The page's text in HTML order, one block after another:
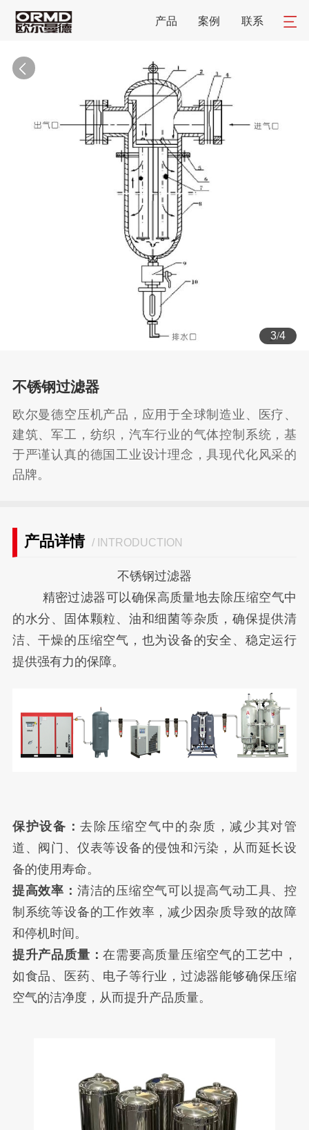
产品 案例 联系
3/4
不锈钢过滤器
欧尔曼德空压机产品，应用于全球制造业、医疗、
建筑、军工，纺织，汽车行业的气体控制系统，基
于严谨认真的德国工业设计理念，具现代化风采的
品牌。
产品详情 / INTRODUCTION
不锈钢过滤器
精密过滤器可以确保高质量地去除压缩空气中
的水分、固体颗粒、油和细菌等杂质，确保提供清
洁、干燥的压缩空气，也为设备的安全、稳定运行
提供强有力的保障。
保护设备：去除压缩空气中的杂质，减少其对管
道、阀门、仪表等设备的侵蚀和污染，从而延长设
备的使用寿命。
提高效率： 清洁的压缩空气可以提高气动工具、控
制系统等设备的工作效率，减少因杂质导致的故障
和停机时间。
提升产品质量：在需要高质量压缩空气的工艺中，
如食品、医药、电子等行业，过滤器能够确保压缩
空气的洁净度，从而提升产品质量。